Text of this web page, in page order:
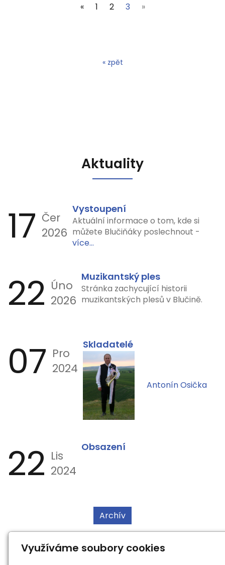
« 1 2 3(current)
»
« zpět
Aktuality
17 Čer
2026
Vystoupení
Aktuální informace o tom, kde si
můžete Blučiňáky poslechnout -
více...
22 Úno
2026
Muzikantský ples
Stránka zachycující historii
muzikantských plesů v Blučině.
07 Pro
2024
Skladatelé
Antonín Osička
22 Lis
2024
Obsazení
Archív
Využíváme soubory cookies